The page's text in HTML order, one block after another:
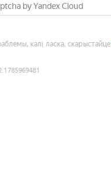
by Yandex Cloud
калі ласка, скарыстайце
:1785969481